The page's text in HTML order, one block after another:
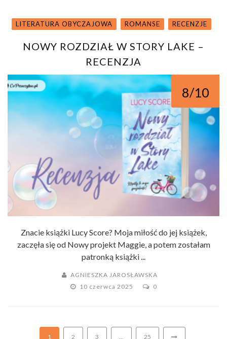
LITERATURA OBYCZAJOWA ROMANSE RECENZJE
NOWY ROZDZIAŁ W STORY LAKE –
RECENZJA
8/10
Znacie książki Lucy Score? Moja miłość do jej książek,
zaczęła się od Nowy projekt Maggie, a potem zostałam
patronką książki ...
AGNIESZKA JAROSŁAWSKA
10 czerwca 2025
0
1 2 3 25